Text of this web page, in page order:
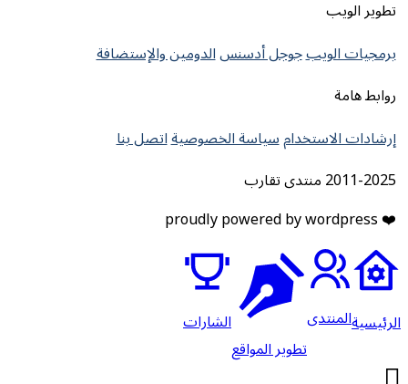
تطوير الويب
برمجيات الويبجوجل أدسنسالدومين والإستضافة
روابط هامة
إرشادات الاستخدامسياسة الخصوصيةاتصل بنا
2011-2025 منتدى تقارب
❤️ proudly powered by wordpress
الرئيسيةالمنتدى
تطوير المواقع
الشارات